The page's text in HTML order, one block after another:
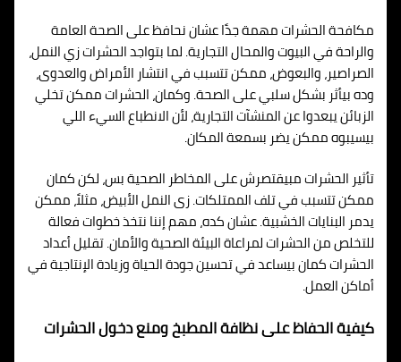
مكافحة الحشرات مهمة جدًا عشان نحافظ على الصحة العامة
والراحة في البيوت والمحال التجارية. لما بتواجد الحشرات زي النمل،
الصراصير، والبعوض، ممكن تتسبب في انتشار الأمراض والعدوى،
وده بيأثر بشكل سلبي على الصحة. وكمان، الحشرات ممكن تخلي
الزبائن يبعدوا عن المنشآت التجارية، لأن الانطباع السيء اللي
بيسيبوه ممكن يضر بسمعة المكان.
تأثير الحشرات مبيقتصرش على المخاطر الصحية بس، لكن كمان
ممكن تتسبب في تلف الممتلكات. زى النمل الأبيض، مثلاً، ممكن
يدمر البنايات الخشبية. عشان كده، مهم إننا نتخذ خطوات فعالة
للتخلص من الحشرات لمراعاة البيئة الصحية والأمان. تقليل أعداد
الحشرات كمان بيساعد في تحسين جودة الحياة وزيادة الإنتاجية في
أماكن العمل.
كيفية الحفاظ على نظافة المطبخ ومنع دخول الحشرات